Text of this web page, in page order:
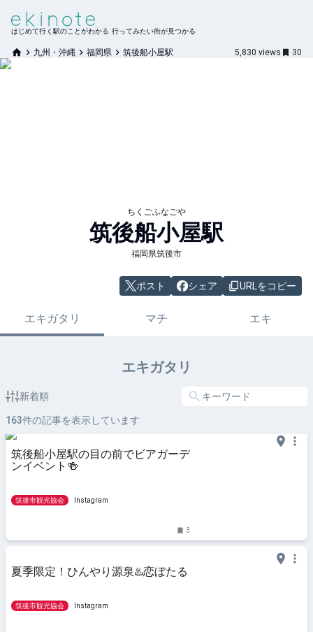
はじめて行く駅のことがわかる 行ってみたい街が見つかる
九州・沖縄 福岡県 筑後船小屋駅 5,830 views 30
ちくごふなごや
筑後船小屋駅
福岡県筑後市
ポスト シェア URLをコピー
エキガタリ マチ エキ
エキガタリ
新着順
163件の記事を表示しています
筑後船小屋駅の目の前でビアガーデ
ンイベント🍻
筑後市観光協会 Instagram
3
夏季限定！ひんやり源泉♨️恋ぼたる
筑後市観光協会 Instagram